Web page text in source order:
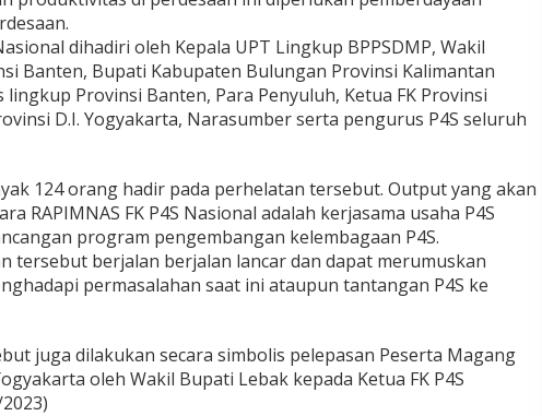
dihadiri oleh Kepala UPT Lingkup BPPSDMP, Wakil
Banten, Bupati Kabupaten Bulungan Provinsi Kalimantan
lingkup Provinsi Banten, Para Penyuluh, Ketua FK Provinsi
D.I. Yogyakarta, Narasumber serta pengurus P4S seluruh
124 orang hadir pada perhelatan tersebut. Output yang akan
RAPIMNAS FK P4S Nasional adalah kerjasama usaha P4S
program pengembangan kelembagaan P4S.
tersebut berjalan berjalan lancar dan dapat merumuskan
permasalahan saat ini ataupun tantangan P4S ke
juga dilakukan secara simbolis pelepasan Peserta Magang
oleh Wakil Bupati Lebak kepada Ketua FK P4S